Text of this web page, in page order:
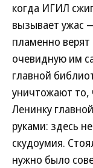
когда ИГИЛ
вызывает ужас
пламенно
очевидную им
главной
уничтожают то,
Ленинку
руками: здесь
скудоумия.
нужно было